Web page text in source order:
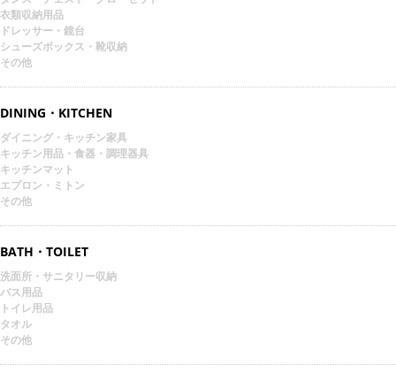
衣類収納用品
ドレッサー・鏡台
シューズボックス・靴収納
その他
DINING・KITCHEN
ダイニング・キッチン家具
キッチン用品・食器・調理器具
キッチンマット
エプロン・ミトン
その他
BATH・TOILET
洗面所・サニタリー収納
バス用品
トイレ用品
タオル
その他